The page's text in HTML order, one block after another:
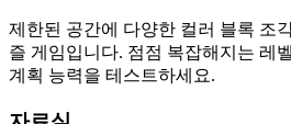
제한된 공간에 다양한 컬러 블록 조
즐 게임입니다. 점점 복잡해지는 레
계획 능력을 테스트하세요.